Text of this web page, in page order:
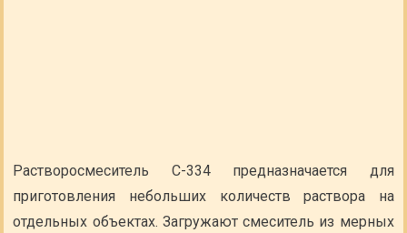
Растворосмеситель С-334 предназначается для
приготовления небольших количеств раствора на
отдельных объектах. Загружают смеситель из мерных